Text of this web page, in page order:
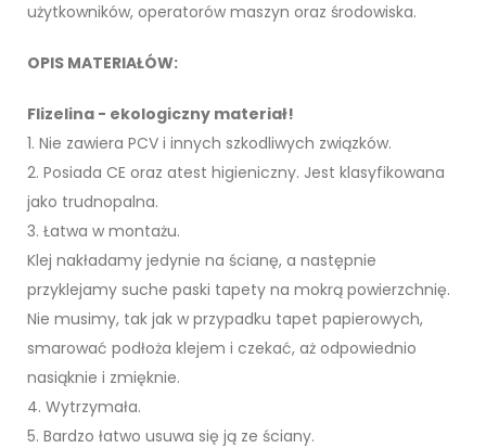
użytkowników, operatorów maszyn oraz środowiska.
OPIS MATERIAŁÓW:
Flizelina - ekologiczny materiał!
1. Nie zawiera PCV i innych szkodliwych związków.
2. Posiada CE oraz atest higieniczny. Jest klasyfikowana
jako trudnopalna.
3. Łatwa w montażu.
Klej nakładamy jedynie na ścianę, a następnie
przyklejamy suche paski tapety na mokrą powierzchnię.
Nie musimy, tak jak w przypadku tapet papierowych,
smarować podłoża klejem i czekać, aż odpowiednio
nasiąknie i zmięknie.
4. Wytrzymała.
5. Bardzo łatwo usuwa się ją ze ściany.